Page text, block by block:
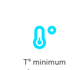
T° minimum